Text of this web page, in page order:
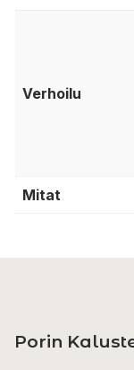
Verhoilu
Mitat
Porin